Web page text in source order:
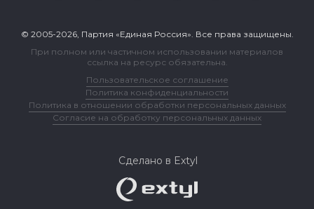
© 2005-2026, Партия «Единая Россия». Все права защищены.
При полном или частичном использовании материалов
ссылка на ресурс обязательна.
Пользовательское соглашение
Политика конфиденциальности
Политика в отношении обработки персональных данных
Согласие на обработку персональных данных
Сделано в Extyl